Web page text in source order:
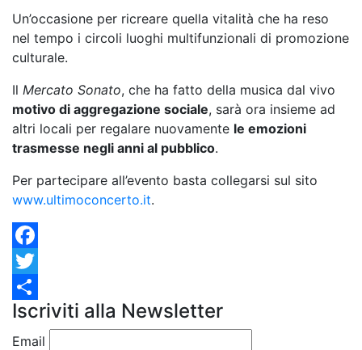
Un’occasione per ricreare quella vitalità che ha reso
nel tempo i circoli luoghi multifunzionali di promozione
culturale.
Il Mercato Sonato, che ha fatto della musica dal vivo
motivo di aggregazione sociale, sarà ora insieme ad
altri locali per regalare nuovamente le emozioni
trasmesse negli anni al pubblico.
Per partecipare all’evento basta collegarsi sul sito
www.ultimoconcerto.it.
Facebook
Twitter
Condividi
Iscriviti alla Newsletter
Email